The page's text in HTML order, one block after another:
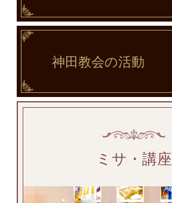
神田教会の活動
ミサ・講座